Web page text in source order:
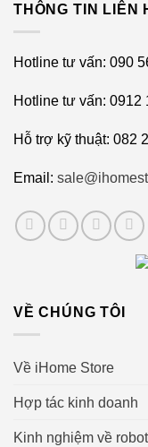
THÔNG TIN LIÊN
Hotline tư vấn: 090
Hotline tư vấn: 0912
Hỗ trợ kỹ thuật: 082
Email:
VỀ CHÚNG TÔI
Về iHome Store
Hợp tác kinh doanh
Kinh nghiệm về